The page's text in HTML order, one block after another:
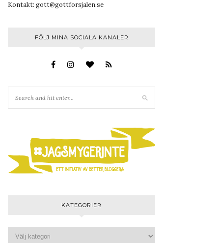
Kontakt: gott@gottforsjalen.se
FÖLJ MINA SOCIALA KANALER
KATEGORIER